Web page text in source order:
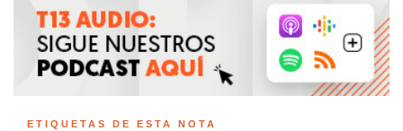
ETIQUETAS DE ESTA NOTA